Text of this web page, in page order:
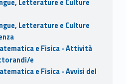
Letterature e Culture
Letterature e Culture
e Fisica - Attività
e
e Fisica - Avvisi del